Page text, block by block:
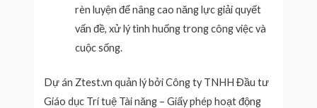
rèn luyện để nâng cao năng lực giải quyết
vấn đề, xử lý tình huống trong công việc và
cuộc sống.
Dự án Ztest.vn quản lý bởi Công ty TNHH Đầu tư
Giáo dục Trí tuệ Tài năng – Giấy phép hoạt động